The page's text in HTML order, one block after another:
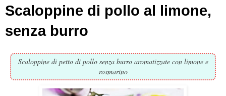
Scaloppine di pollo al limone,
senza burro
Scaloppine di petto di pollo senza burro aromatizzate con limone e
rosmarino